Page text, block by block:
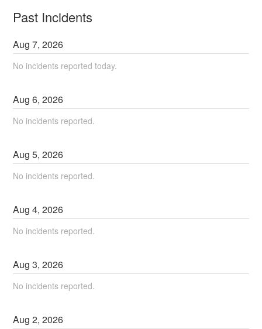
Past Incidents
Aug7,2026
No incidents reported today.
Aug6,2026
No incidents reported.
Aug5,2026
No incidents reported.
Aug4,2026
No incidents reported.
Aug3,2026
No incidents reported.
Aug2,2026